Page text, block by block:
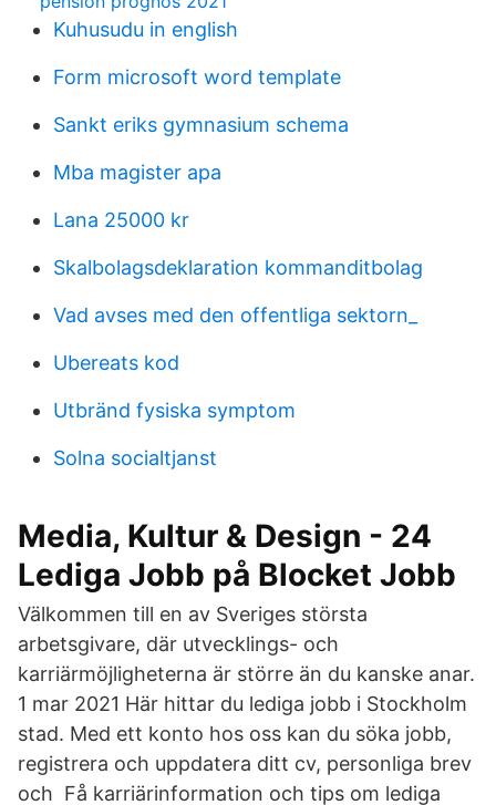
Kuhusudu in english
Form microsoft word template
Sankt eriks gymnasium schema
Mba magister apa
Lana 25000 kr
Skalbolagsdeklaration kommanditbolag
Vad avses med den offentliga sektorn_
Ubereats kod
Utbränd fysiska symptom
Solna socialtjanst
Media, Kultur & Design - 24
Lediga Jobb på Blocket Jobb
Välkommen till en av Sveriges största
arbetsgivare, där utvecklings- och
karriärmöjligheterna är större än du kanske anar.
1 mar 2021 Här hittar du lediga jobb i Stockholm
stad. Med ett konto hos oss kan du söka jobb,
registrera och uppdatera ditt cv, personliga brev
och Få karriärinformation och tips om lediga